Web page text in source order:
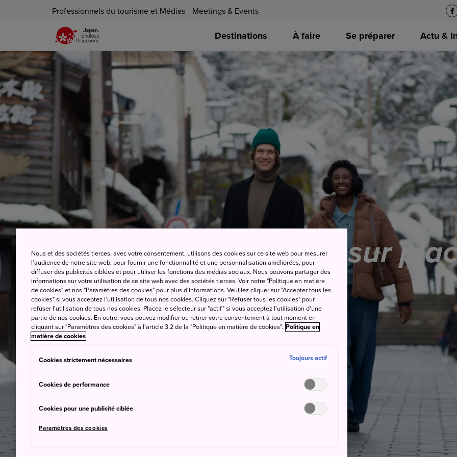
Professionnels du tourisme et Médias Meetings & Events
Destinations À faire Se préparer Actu &
Que faire sur
Nous et des sociétés tierces, avec votre consentement, utilisons des cookies sur ce site web pour mesurer
l'audience de notre site web, pour fournir une fonctionnalité et une personnalisation améliorées, pour
diffuser des publicités ciblées et pour utiliser les fonctions des médias sociaux. Nous pouvons partager des
informations sur votre utilisation de ce site web avec des sociétés tierces. Voir notre "Politique en matière
de cookies" et nos "Paramètres des cookies" pour plus d'informations. Veuillez cliquer sur "Accepter tous les
cookies" si vous acceptez l'utilisation de tous nos cookies. Cliquez sur "Refuser tous les cookies" pour
refuser l'utilisation de tous nos cookies. Placez le sélecteur sur "actif" si vous acceptez l'utilisation d'une
partie de nos cookies. En outre, vous pouvez modifier ou retirer votre consentement à tout moment en
cliquant sur "Paramètres des cookies" à l'article 3.2 de la "Politique en matière de cookies". Politique en
matière de cookies
Cookies strictement nécessaires Toujours actif
Cookies de performance
Cookies pour une publicité ciblée
Paramètres des cookies